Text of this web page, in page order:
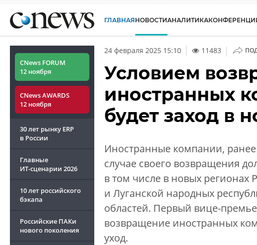
ГЛАВНАЯНОВОСТИАНАЛИТИКА
CNews FORUM
12 ноября
CNews AWARDS
12 ноября
30 лет рынку ERP
в России
Главные
ИТ-сценарии 2026
10 лет российского
бэкапа
Российские ПАКи
нового поколения
24 февраля 2025 15:10 11483 |
Условием
иностранных
будет заход в
Иностранные компании,
случае своего возвращения
в том числе в новых
и Луганской народных
областей. Первый вице-
возвращение иностранных
уход.